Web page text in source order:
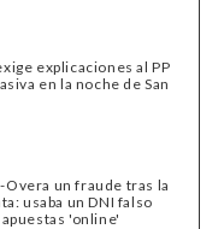
explicaciones al PP
en la noche de San
Overa un fraude tras la
usaba un DNI falso
'online'